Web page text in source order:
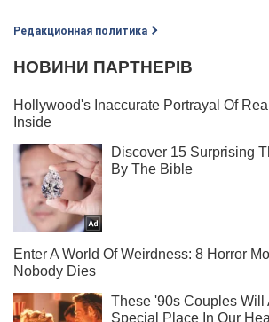
Редакционная политика